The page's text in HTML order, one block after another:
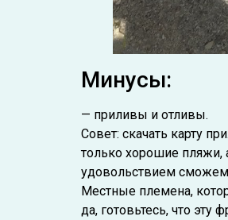
Минусы:
— приливы и отливы.
Совет: скачать карту
только хорошие пляжи,
удовольствием сможем
Местные племена,
да, готовьтесь, что